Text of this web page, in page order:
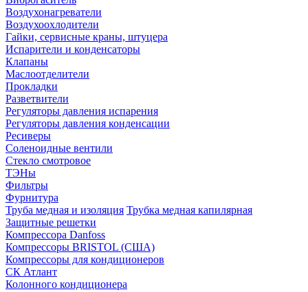
Воздухонагреватели
Воздухоохлодители
Гайки, сервисные краны, штуцера
Испарители и конденсаторы
Клапаны
Маслоотделители
Прокладки
Разветвители
Регуляторы давления испарения
Регуляторы давления конденсации
Ресиверы
Соленоидные вентили
Стекло смотровое
ТЭНы
Фильтры
Фурнитура
Труба медная и изоляция Трубка медная капилярная
Защитные решетки
Компрессора Danfoss
Компрессоры BRISTOL (США)
Компрессоры для кондиционеров
СК Атлант
Колонного кондиционера